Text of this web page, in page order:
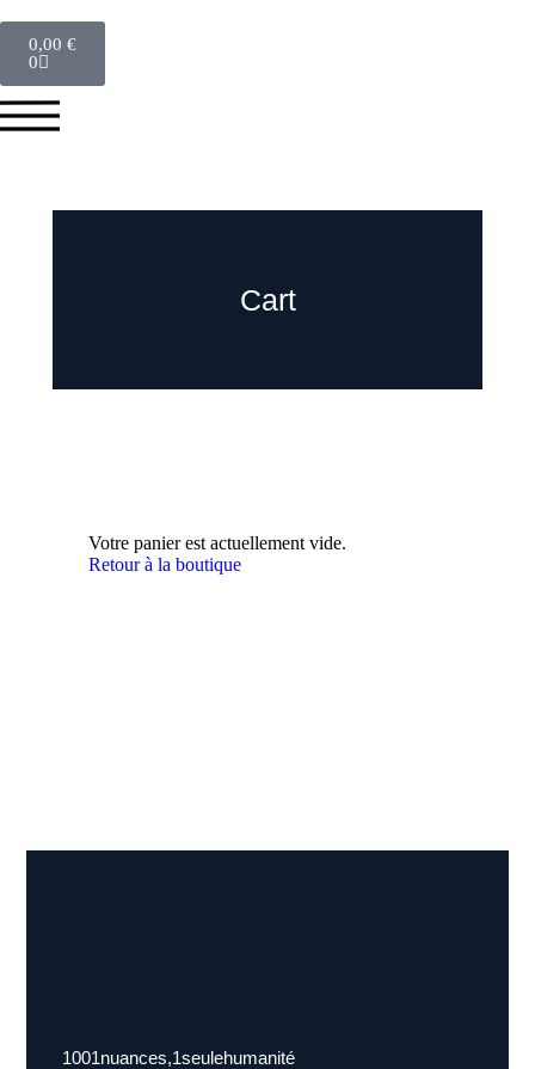
0,00 €
0
Cart
Votre panier est actuellement vide.
Retour à la boutique
1001 nuances, 1 seule humanité